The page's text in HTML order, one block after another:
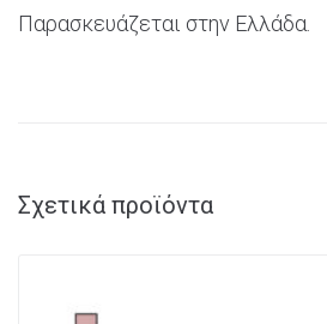
Παρασκευάζεται στην Ελλάδα.
Σχετικά προϊόντα